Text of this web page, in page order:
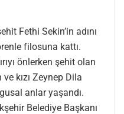
Fethi Sekin’in adını
filosuna kattı.
önlerken şehit olan
kızı Zeynep Dila
anlar yaşandı.
Belediye Başkanı